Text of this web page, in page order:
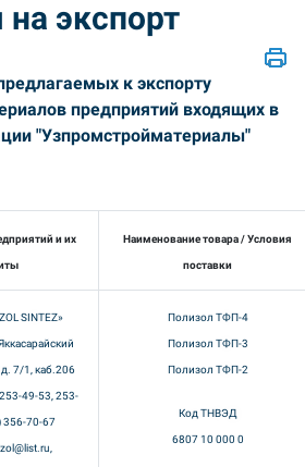
экспорт
к экспорту
предприятий входящих в
"Узпромстройматериалы"
и их Наименование товара / Условия
поставки
SINTEZ»
7/1, каб.206
49-53, 253-
356-70-67
Полизол ТФП-4
Полизол ТФП-3
Полизол ТФП-2
Код ТНВЭД
6807 10 000 0